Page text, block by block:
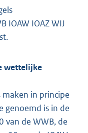
IOAW IOAZ WIJ
wettelijke
maken in principe
genoemd is in de
van de WWB, de